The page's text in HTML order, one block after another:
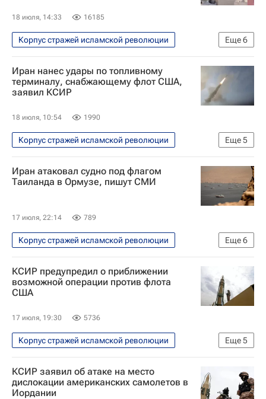
Ормузский пролив
18 июля, 14:33 16185
Еще6
Корпус стражей исламской революции
В мире
Кувейт Иран
США
Дональд Трамп
Иран нанес удары по топливному
терминалу, снабжающему флот США,
заявил КСИР
18 июля, 10:54 1990
Еще5
Корпус стражей исламской революции
В мире
США Иран
Кувейт
Иран атаковал судно под флагом
Таиланда в Ормузе, пишут СМИ
17 июля, 22:14 789
Еще6
Корпус стражей исламской революции
В мире
Иран
Ормузский пролив
США
Дональд Трамп
КСИР предупредил о приближении
возможной операции против флота
США
17 июля, 19:30 5736
Еще5
Корпус стражей исламской революции
В мире
США
Иран
Ближний Восток
КСИР заявил об атаке на место
дислокации американских самолетов в
Иордании